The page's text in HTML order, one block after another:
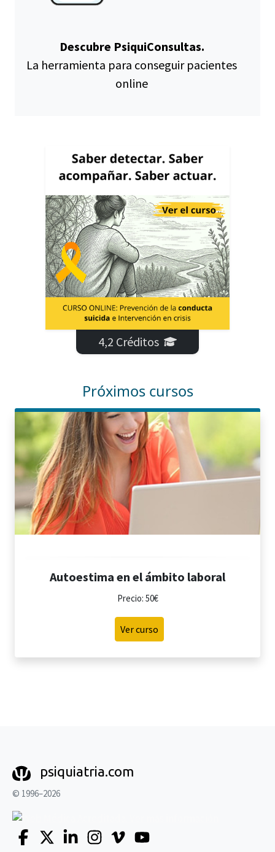
Descubre PsiquiConsultas.
La herramienta para conseguir pacientes
online
4,2 Créditos
Próximos cursos
Autoestima en el ámbito laboral
Precio: 50€
Ver curso
psiquiatria.com
© 1996–2026